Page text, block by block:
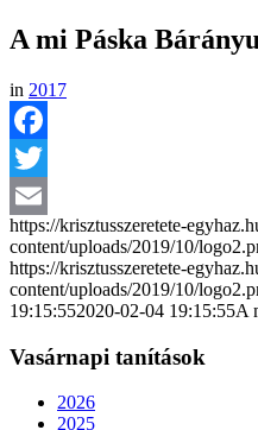
A mi Páska
in 2017
Facebook
Twitter
Email
https://krisztusszeretete-
content/uploads/2019/10/
https://krisztusszeretete-
content/uploads/2019/10/
19:15:552020-02-04 19:15:55A
Vasárnapi tanítások
2026
2025